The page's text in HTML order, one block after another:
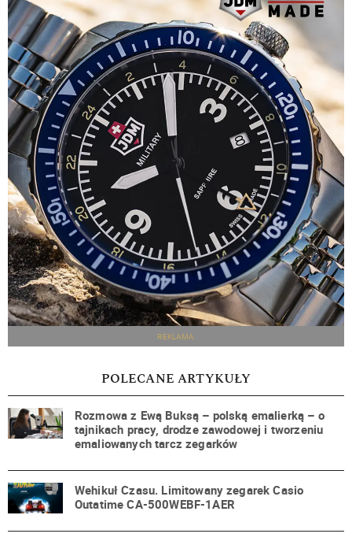
REKLAMA
POLECANE ARTYKUŁY
Rozmowa z Ewą Buksą – polską emalierką – o
tajnikach pracy, drodze zawodowej i tworzeniu
emaliowanych tarcz zegarków
Wehikuł Czasu. Limitowany zegarek Casio
Outatime CA-500WEBF-1AER